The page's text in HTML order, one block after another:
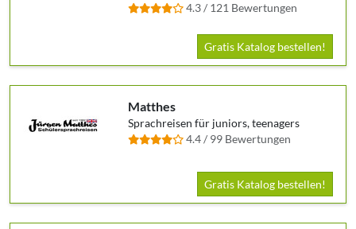
4.3 / 121 Bewertungen
Gratis Katalog bestellen!
Matthes
Sprachreisen für juniors, teenagers
4.4 / 99 Bewertungen
Gratis Katalog bestellen!